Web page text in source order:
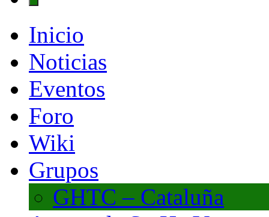
Inicio
Noticias
Eventos
Foro
Wiki
Grupos
GHTC – Cataluña